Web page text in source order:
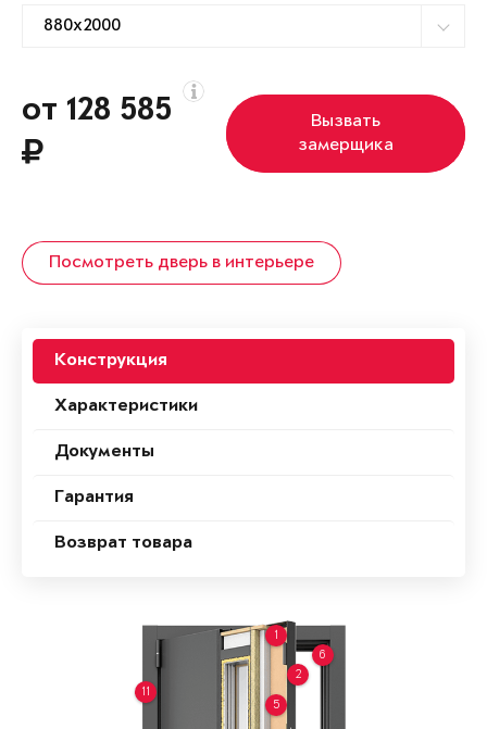
от 128 585
Вызвать
замерщика
Посмотреть дверь в интерьере
Конструкция
Характеристики
Документы
Гарантия
Возврат товара
1
2
5
6
11